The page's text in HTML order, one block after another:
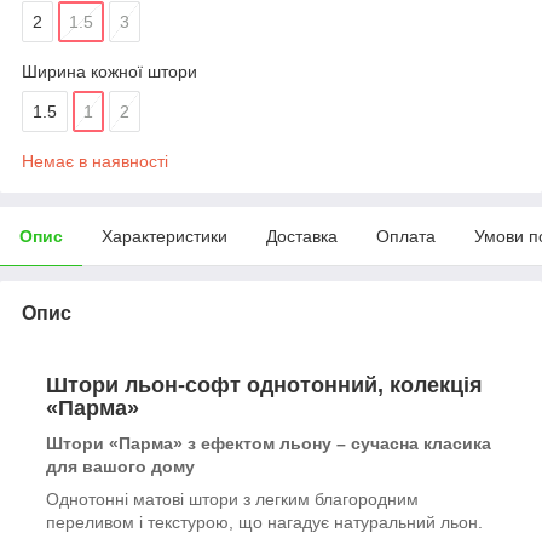
2 1.5 3
Ширина кожної штори
1.5 1 2
Немає в наявності
Опис Характеристики Доставка Оплата Умови
Опис
Штори льон-софт однотонний, колекція
«Парма»
Штори «Парма» з ефектом льону – сучасна класика
для вашого дому
Однотонні матові штори з легким благородним
переливом і текстурою, що нагадує натуральний льон.